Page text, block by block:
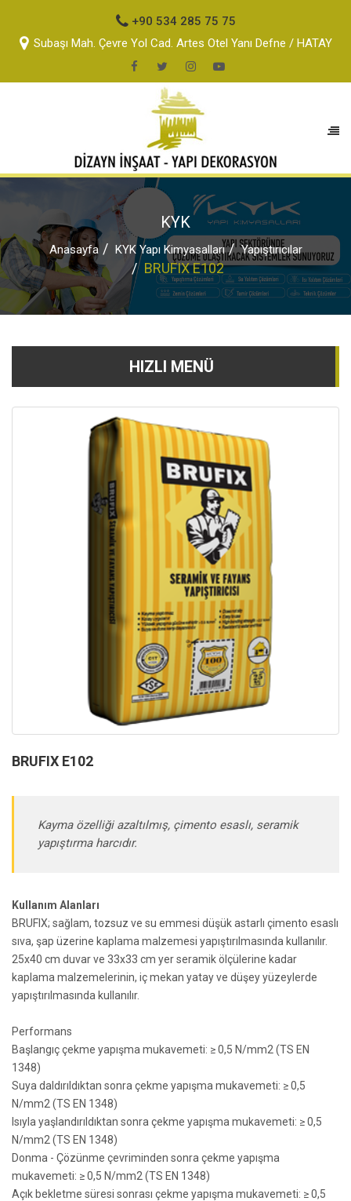
+90 534 285 75 75
Subaşı Mah. Çevre Yol Cad. Artes Otel Yanı Defne / HATAY
KYK
Anasayfa KYK Yapı Kimyasalları Yapıştırıcılar
BRUFIX E102
HIZLI MENÜ
BRUFIX E102
Kayma özelliği azaltılmış, çimento esaslı, seramik
yapıştırma harcıdır.
Kullanım Alanları
BRUFIX; sağlam, tozsuz ve su emmesi düşük astarlı çimento esaslı
sıva, şap üzerine kaplama malzemesi yapıştırılmasında kullanılır.
25x40 cm duvar ve 33x33 cm yer seramik ölçülerine kadar
kaplama malzemelerinin, iç mekan yatay ve düşey yüzeylerde
yapıştırılmasında kullanılır.
Performans
Başlangıç çekme yapışma mukavemeti: ≥ 0,5 N/mm2 (TS EN
1348)
Suya daldırıldıktan sonra çekme yapışma mukavemeti: ≥ 0,5
N/mm2 (TS EN 1348)
Isıyla yaşlandırıldıktan sonra çekme yapışma mukavemeti: ≥ 0,5
N/mm2 (TS EN 1348)
Donma - Çözünme çevriminden sonra çekme yapışma
mukavemeti: ≥ 0,5 N/mm2 (TS EN 1348)
Açık bekletme süresi sonrası çekme yapışma mukavemeti: ≥ 0,5